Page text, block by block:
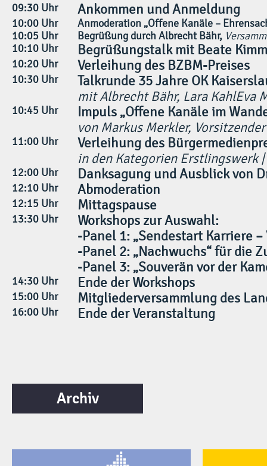
09:30 Uhr Ankommen und Anmeldung
10:00 Uhr
Anmoderation „Offene Kanäle –
10:05 Uhr
Begrüßung durch Albrecht Bähr,
10:10 Uhr
Begrüßungstalk mit Beate
10:20 Uhr Verleihung des BZBM-Preises
10:30 Uhr
Talkrunde 35 Jahre OK
mit Albrecht Bähr, Lara KahlEva
10:45 Uhr
Impuls „Offene Kanäle im
von Markus Merkler,
11:00 Uhr
Verleihung des
in den Kategorien Erstlingswerk
12:00 Uhr Danksagung und Ausblick von
12:10 Uhr Abmoderation
12:15 Uhr Mittagspause
13:30 Uhr
Workshops zur Auswahl:
-Panel 1: „Sendestart Karriere
-Panel 2: „Nachwuchs“ für die
-Panel 3: „Souverän vor der
14:30 Uhr Ende der Workshops
15:00 Uhr Mitgliederversammlung des
16:00 Uhr Ende der Veranstaltung
Archiv